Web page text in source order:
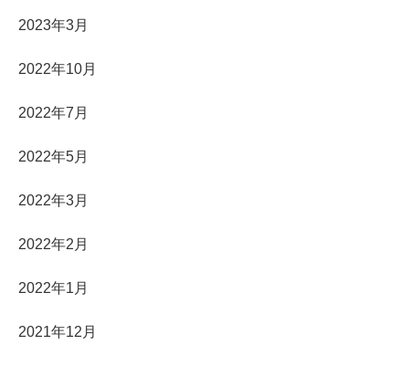
2023年3月
2022年10月
2022年7月
2022年5月
2022年3月
2022年2月
2022年1月
2021年12月